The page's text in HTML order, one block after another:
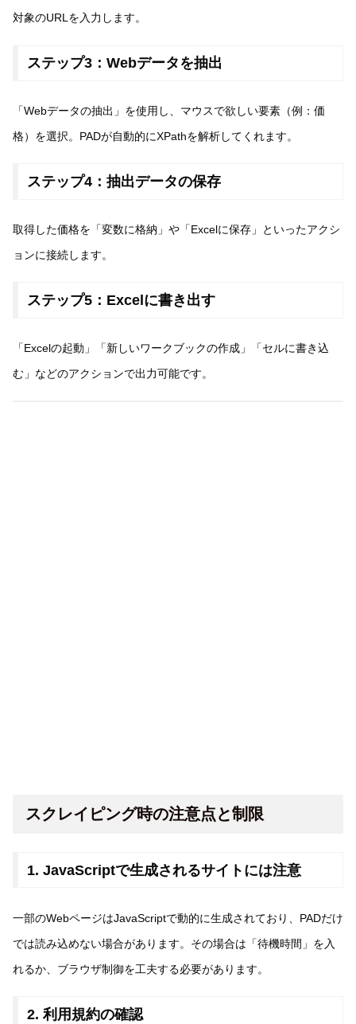
対象のURLを入力します。
ステップ3：Webデータを抽出
「Webデータの抽出」を使用し、マウスで欲しい要素（例：価
格）を選択。PADが自動的にXPathを解析してくれます。
ステップ4：抽出データの保存
取得した価格を「変数に格納」や「Excelに保存」といったアクシ
ョンに接続します。
ステップ5：Excelに書き出す
「Excelの起動」「新しいワークブックの作成」「セルに書き込
む」などのアクションで出力可能です。
スクレイピング時の注意点と制限
1. JavaScriptで生成されるサイトには注意
一部のWebページはJavaScriptで動的に生成されており、PADだけ
では読み込めない場合があります。その場合は「待機時間」を入
れるか、ブラウザ制御を工夫する必要があります。
2. 利用規約の確認